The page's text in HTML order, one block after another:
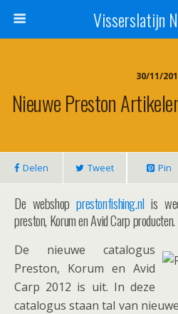
Visserslatijn
30/11/
Nieuwe Preston
Delen Tweet Pin
De webshopprestonfishing.nlis
preston, Korum en Avid Carp producten.
De nieuwe catalogus
Preston, Korum en Avid
Carp 2012 is uit. In deze
catalogus staan tal van